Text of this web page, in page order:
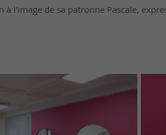
à l'image de sa patronne Pascale,